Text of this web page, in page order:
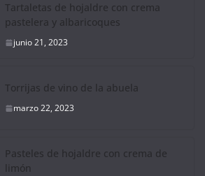
Tartaletas de hojaldre con crema
pastelera y albaricoques
junio 21, 2023
Torrijas de vino de la abuela
marzo 22, 2023
Pasteles de hojaldre con crema de
limón